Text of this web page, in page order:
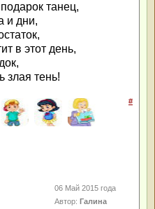
танец,
и дни,
в этот день,
злая тень!
#
06 Май 2015 года
Автор:Галина